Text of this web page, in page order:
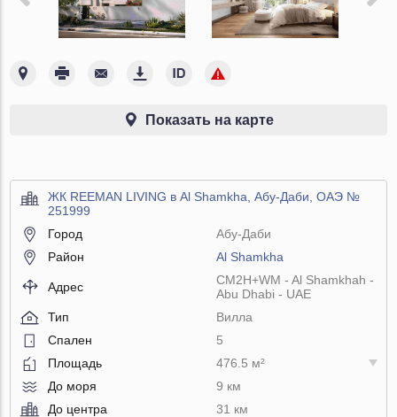
Показать на карте
ЖК REEMAN LIVING в Al Shamkha, Абу-Даби, ОАЭ №
251999
Город
Абу-Даби
Район
Al Shamkha
Адрес
CM2H+WM - Al Shamkhah -
Abu Dhabi - UAE
Тип
Вилла
Спален
5
Площадь
476.5 м²
До моря
9 км
До центра
31 км